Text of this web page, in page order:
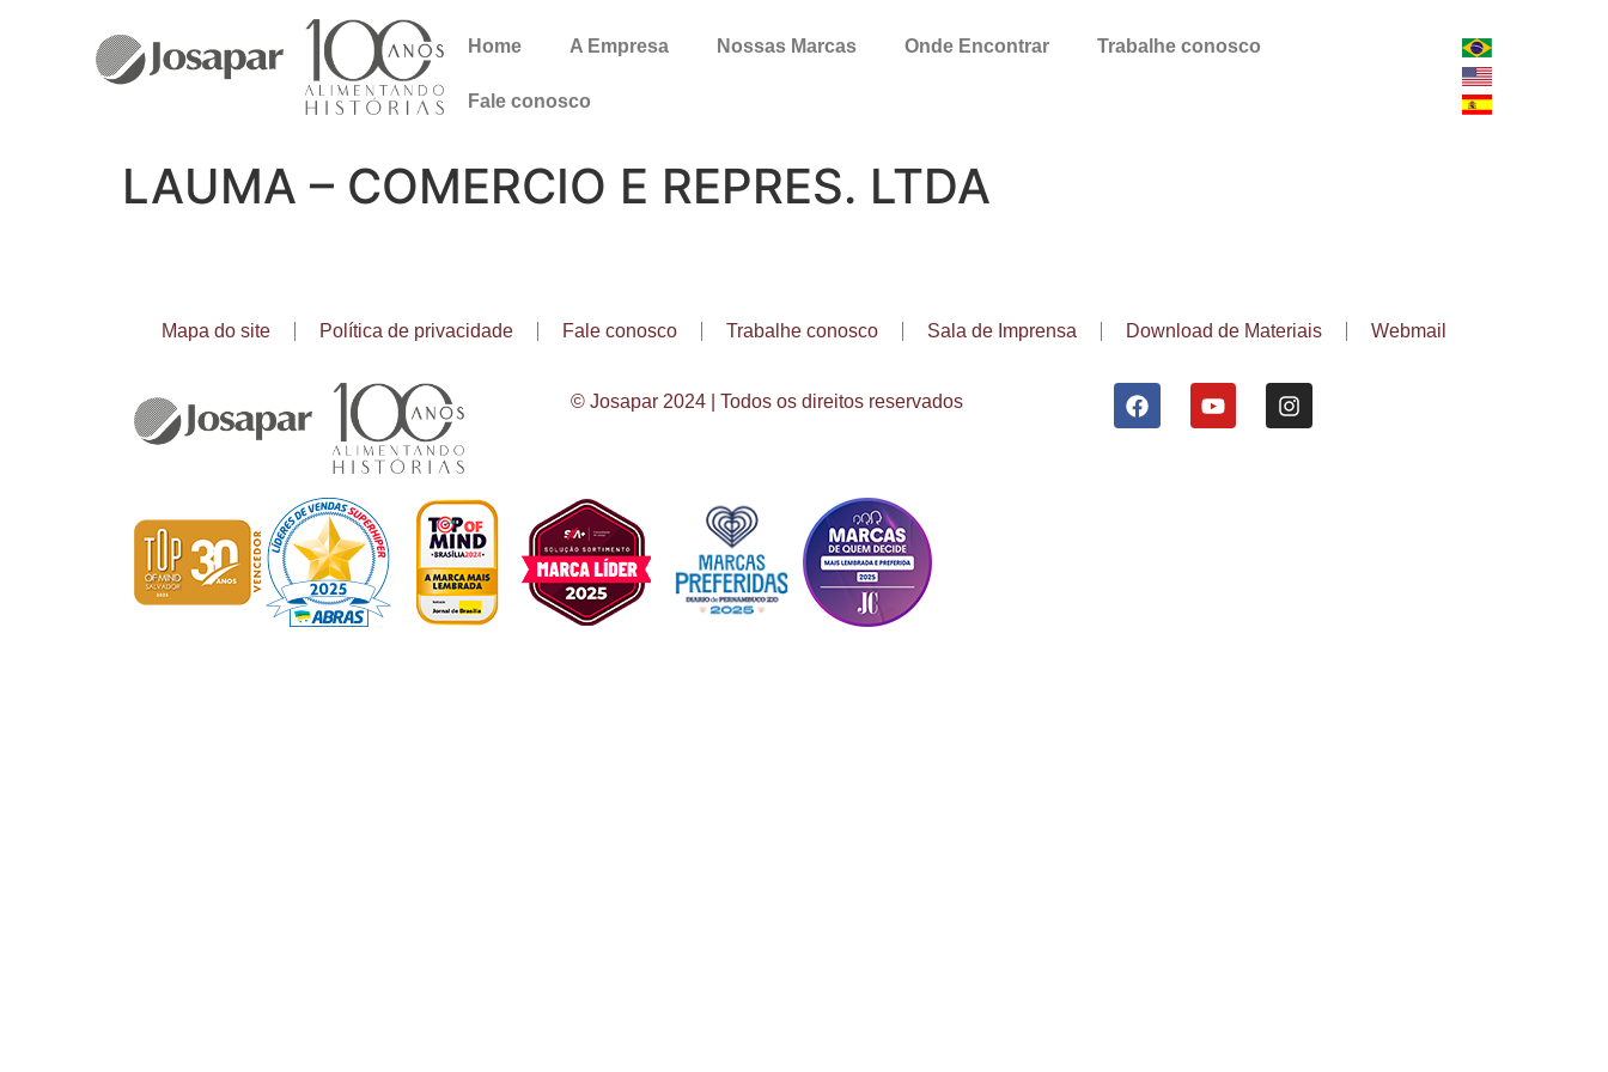
Home A Empresa Nossas Marcas Onde Encontrar Trabalhe conosco
Fale conosco
LAUMA – COMERCIO E REPRES. LTDA
Mapa do site Política de privacidade Fale conosco Trabalhe conosco Sala de Imprensa Download de Materiais Webmail
© Josapar 2024 | Todos os direitos reservados